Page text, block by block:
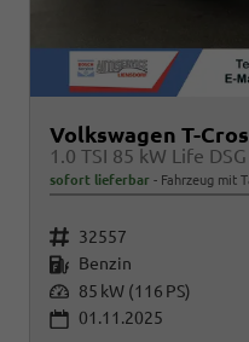
Volkswagen T-
sofort lieferbar Fahrzeug mit
Fahrzeugnr. 32557
Kraftstoff Benzin
Leistung 85 kW (116 PS)
01.11.2025